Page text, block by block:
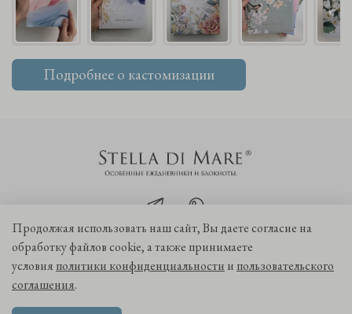
Подробнее о кастомизации
+7 985 760 40 55 hello@mystelladimare.ru
Продолжая использовать наш сайт, Вы даете согласие на
обработку файлов cookie, а также принимаете
условия политики конфиденциальности и пользовательского
соглашения.